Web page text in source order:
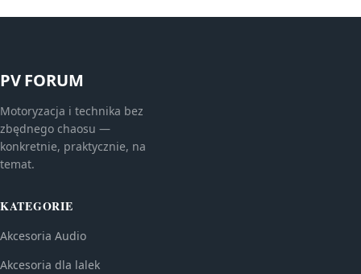
PV FORUM
Motoryzacja i technika bez
zbędnego chaosu —
konkretnie, praktycznie, na
temat.
KATEGORIE
Akcesoria Audio
Akcesoria dla lalek